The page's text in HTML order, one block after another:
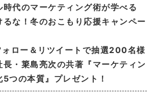
時代のマーケティング術が学べる
るな！冬のおこもり応援キャンペー
ロー＆リツイートで抽選200名様
長・簗島亮次の共著『マーケティン
つの本質』プレゼント！